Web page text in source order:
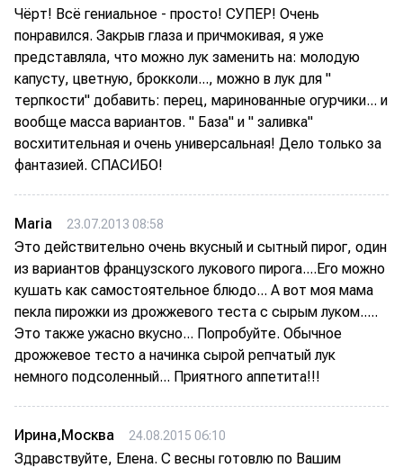
Чёрт! Всё гениальное - просто! СУПЕР! Очень
понравился. Закрыв глаза и причмокивая, я уже
представляла, что можно лук заменить на: молодую
капусту, цветную, брокколи..., можно в лук для "
терпкости" добавить: перец, маринованные огурчики... и
вообще масса вариантов. " База" и " заливка"
восхитительная и очень универсальная! Дело только за
фантазией. СПАСИБО!
Maria 23.07.2013 08:58
Это действительно очень вкусный и сытный пирог, один
из вариантов французского лукового пирога....Его можно
кушать как самостоятельное блюдо... А вот моя мама
пекла пирожки из дрожжевого теста с сырым луком.....
Это также ужасно вкусно... Попробуйте. Обычное
дрожжевое тесто а начинка сырой репчатый лук
немного подсоленный... Приятного аппетита!!!
Ирина,Москва 24.08.2015 06:10
Здравствуйте, Елена. С весны готовлю по Вашим